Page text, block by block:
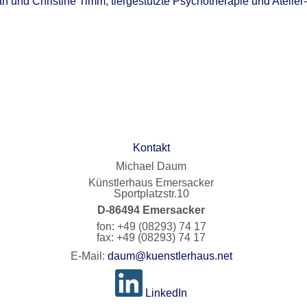
Kontakt
Michael Daum
Künstlerhaus Emersacker
Sportplatzstr.10
D-86494 Emersacker
fon: +49 (08293) 74 17
fax: +49 (08293) 74 17
E-Mail: daum@kuenstlerhaus.net
LinkedIn